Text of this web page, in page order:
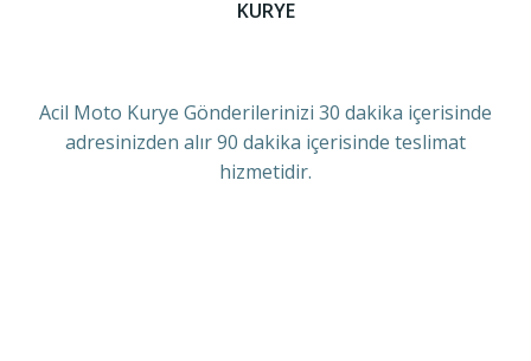
KURYE
Acil Moto Kurye Gönderilerinizi 30 dakika içerisinde
adresinizden alır 90 dakika içerisinde teslimat
hizmetidir.